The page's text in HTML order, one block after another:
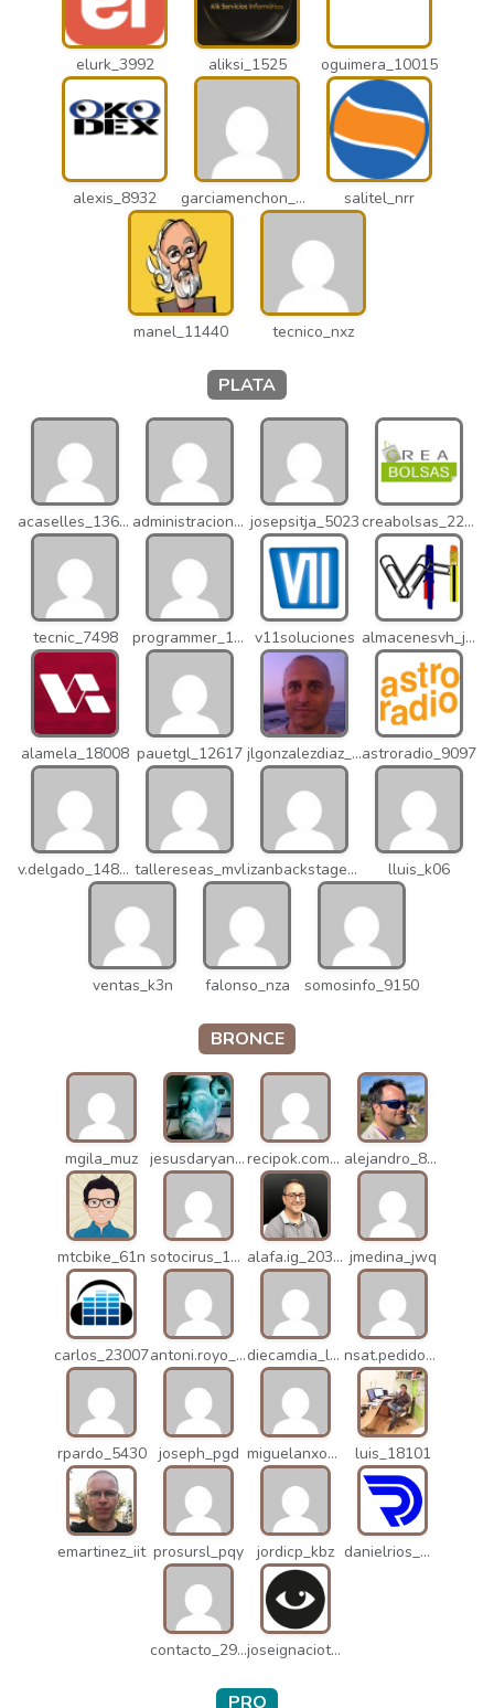
elurk_3992 aliksi_1525 oguimera_10015
alexis_8932 garciamenchon_puz salitel_nrr
manel_11440 tecnico_nxz
PLATA
acaselles_13670 administracion_nhd josepsitja_5023 creabolsas_22110
tecnic_7498 programmer_12837 v11soluciones almacenesvh_jo2
alamela_18008 pauetgl_12617 jlgonzalezdiaz_12316astroradio_9097
v.delgado_14821 tallereseas_mvl izanbackstage_14556 lluis_k06
ventas_k3n falonso_nza somosinfo_9150
BRONCE
mgila_muz jesusdaryanani_mko recipok.com_n5u alejandro_8931
mtcbike_61n sotocirus_11872 alafa.ig_20338 jmedina_jwq
carlos_23007 antoni.royo_10023 diecamdia_l27 nsat.pedidos_1235
rpardo_5430 joseph_pgd miguelanxogomez_21982 luis_18101
emartinez_iit prosursl_pqy jordicp_kbz danielrios_mqb
contacto_2906 joseignaciot_q66
PRO